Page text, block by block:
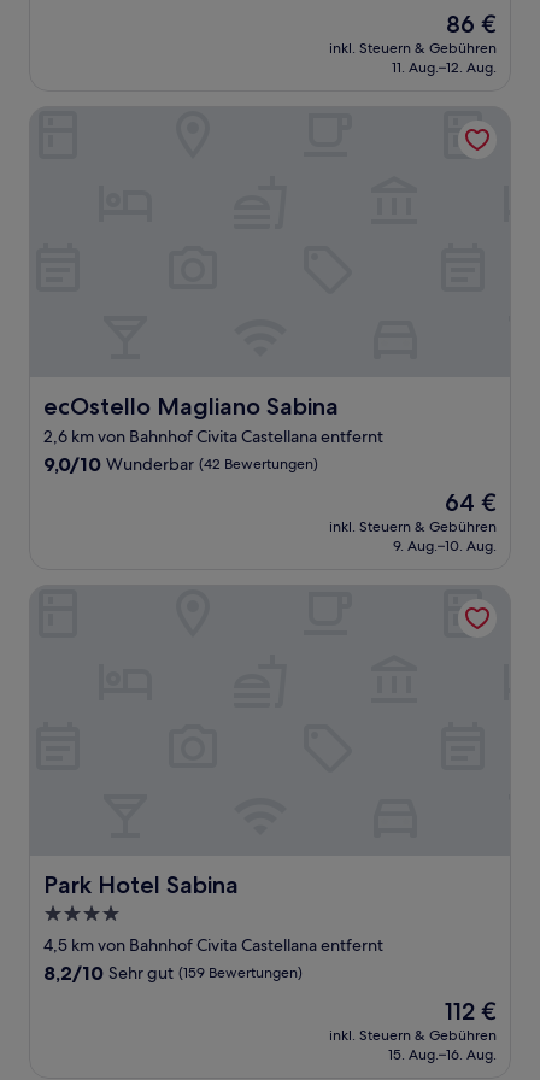
Bewertungen)
Der
Preis
beträgt
86 €
inkl. Steuern & Gebühren
11. Aug.–12. Aug.
ecOstello Magliano Sabina
ecOstello Magliano Sabina
2,6 km von Bahnhof Civita Castellana entfernt
9.0
9,0/10 Wunderbar (42 Bewertungen)
Der
Preis
beträgt
64 €
inkl. Steuern & Gebühren
9. Aug.–10. Aug.
Park Hotel Sabina
Park Hotel Sabina
4.0-
Sterne-
Unterkunft
4,5 km von Bahnhof Civita Castellana entfernt
8.2
8,2/10 Sehr gut (159 Bewertungen)
Der
Preis
beträgt
112 €
inkl. Steuern & Gebühren
15. Aug.–16. Aug.